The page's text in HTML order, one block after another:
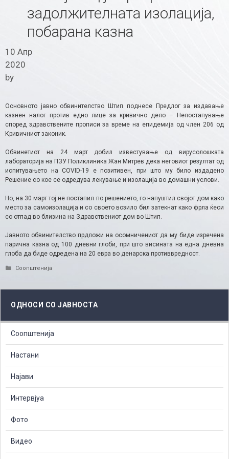
задолжителната изолација,
побарана казна
10 Апр
2020
by
Основното јавно обвинителство Штип поднесе Предлог за издавање
казнен налог против едно лице за кривично дело – Непостапување
според здравствените прописи за време на епидемија од член 206 од
Кривичниот законик.
Обвинетиот на 24 март добил известување од вирусолошката
лабораторија на ПЗУ Поликлиника Жан Митрев дека неговиот резултат од
испитувањето на COVID-19 е позитивен, при што му било издадено
Решение со кое се одредува лекување и изолација во домашни услови.
Но, на 30 март тој не постапил по решението, го напуштил својот дом како
место за самоизолација и со своето возило бил затекнат како фрла ќеси
со отпад во близина на Здравствениот дом во Штип.
Јавното обвинителство прдложи на осомничениот да му биде изречена
парична казна од 100 дневни глоби, при што висината на една дневна
глоба да биде одредена на 20 евра во денарска противвредност.
Categories
Соопштенија
ОДНОСИ СО ЈАВНОСТА
Соопштенија
Настани
Најави
Интервјуа
Фото
Видео